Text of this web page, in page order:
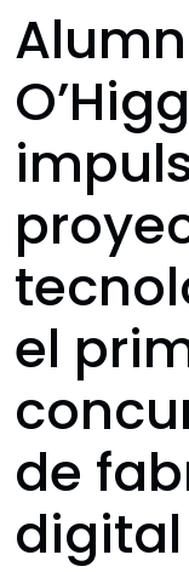
el
de
digital